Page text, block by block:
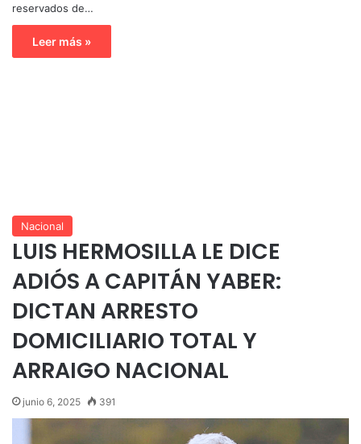
reservados de…
Leer más »
Nacional
LUIS HERMOSILLA LE DICE
ADIÓS A CAPITÁN YABER:
DICTAN ARRESTO
DOMICILIARIO TOTAL Y
ARRAIGO NACIONAL
junio 6, 2025 391